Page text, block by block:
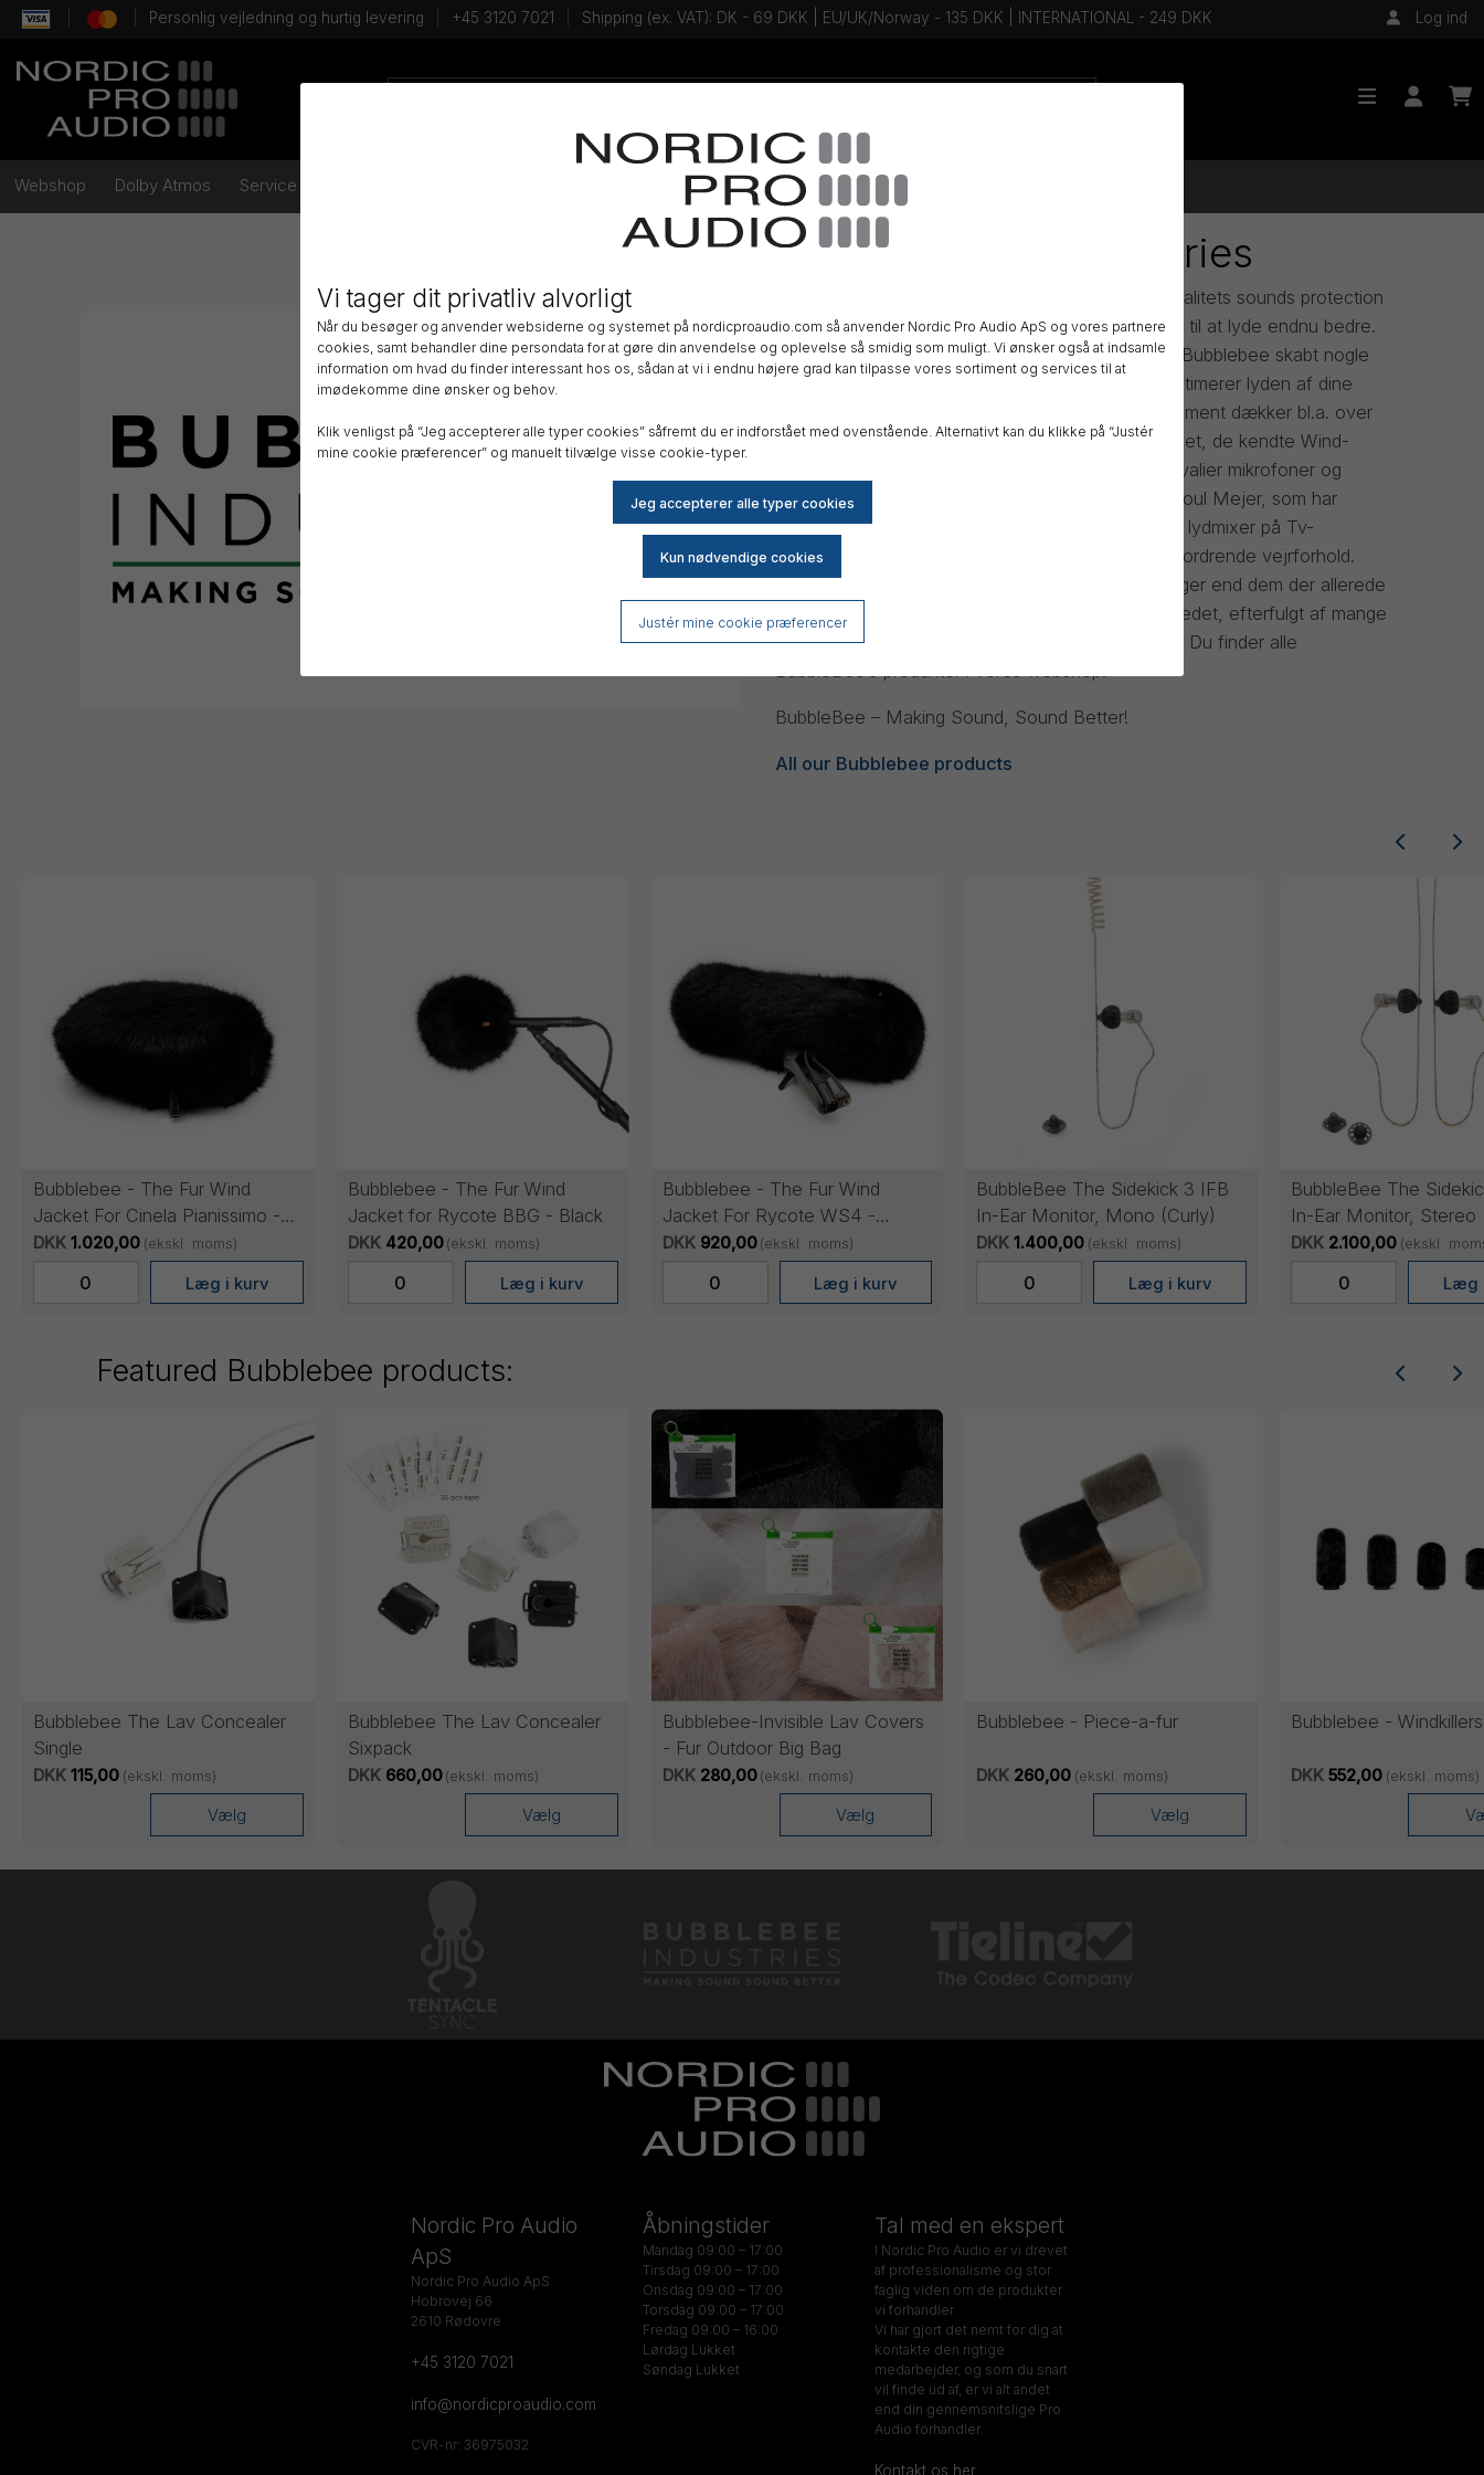
Vi tager dit privatliv alvorligt
Når du besøger og anvender websiderne og systemet på nordicproaudio.com så anvender Nordic Pro Audio ApS og vores partnere
cookies, samt behandler dine persondata for at gøre din anvendelse og oplevelse så smidig som muligt. Vi ønsker også at indsamle
information om hvad du finder interessant hos os, sådan at vi i endnu højere grad kan tilpasse vores sortiment og services til at
imødekomme dine ønsker og behov.
Klik venligst på “Jeg accepterer alle typer cookies” såfremt du er indforstået med ovenstående. Alternativt kan du klikke på “Justér
mine cookie præferencer” og manuelt tilvælge visse cookie-typer.
Justér mine cookie præferencer
Personlig vejledning og hurtig levering +45 3120 7021 Shipping (ex. VAT): DK - 69 DKK | EU/UK/Norway - 135 DKK | INTERNATIONAL - 249 DKK Log ind
Webshop Dolby Atmos Service Tal med en Ekspert - Kontakt os! Newsletter
Om Bubblebee Industries
Bubblebee Industries er en dansk producent af kvalitets sounds protection
til professionelle, som får lyden af dine optagelser til at lyde endnu bedre.
Med sans for funktionalitet og lækkert design har Bubblebee skabt nogle
designmæssigst lækre produkter, som samtidigt optimerer lyden af dine
optagelser og filtrer al unødig støj bort. Deres sortiment dækker bl.a. over
nogle af de bedste shotgun vindhætter på markedet, de kendte Wind-
bubbles vindhætter samt monteringsløsninger til lavalier mikrofoner og
meget mere. Bubblebee blev grundlagt i 2011 af Poul Mejer, som har
mange års erfaring fra branchen som professionel lydmixer på Tv-
produktioner og ofte bragte ham ud i arbejde i udfordrende vejrforhold.
Dette blev inspirationen til at opfinde bedre løsninger end dem der allerede
var, og I 2011 kom de første windbubbles på markedet, efterfulgt af mange
nye produkter inklusiv den prisvindende d:screet™. Du finder alle
BubbleBee – Making Sound, Sound Better!
All our Bubblebee products
Bubblebee - The Fur Wind
Jacket For Cinela Pianissimo -
Black
DKK 1.020,00 (ekskl. moms)
Bubblebee - The Fur Wind
Jacket for Rycote BBG - Black
DKK420,00 (ekskl. moms)
Bubblebee - The Fur Wind
Jacket For Rycote WS4 -
BLACK
DKK920,00 (ekskl. moms)
BubbleBee The Sidekick 3 IFB
In-Ear Monitor, Mono (Curly)
DKK 1.400,00 (ekskl. moms)
BubbleBee The
In-Ear Monitor, Stereo
DKK 2.100,00 (ekskl.
Featured Bubblebee products:
Bubblebee The Lav Concealer
Single
DKK 115,00 (ekskl. moms)
Vælg
Bubblebee The Lav Concealer
Sixpack
DKK660,00 (ekskl. moms)
Vælg
Bubblebee-Invisible Lav Covers
- Fur Outdoor Big Bag
DKK280,00 (ekskl. moms)
Vælg
Bubblebee - Piece-a-fur
DKK 260,00 (ekskl. moms)
Vælg
Bubblebee - Windkillers
DKK 552,00 (ekskl. moms)
Nordic Pro Audio
ApS
Nordic Pro Audio ApS
Hobrovej 66
2610 Rødovre
+45 3120 7021
info@nordicproaudio.com
CVR-nr: 36975032
Åbningstider
Mandag 09:00 – 17:00
Tirsdag 09:00 – 17:00
Onsdag 09:00 – 17:00
Torsdag 09:00 – 17:00
Fredag 09:00 – 16:00
Lørdag Lukket
Søndag Lukket
Tal med en ekspert
I Nordic Pro Audio er vi drevet
af professionalisme og stor
faglig viden om de produkter
vi forhandler.
Vi har gjort det nemt for dig at
kontakte den rigtige
medarbejder, og som du snart
vil finde ud af, er vi alt andet
end din gennemsnitslige Pro
Audio forhandler.
Kontakt os her